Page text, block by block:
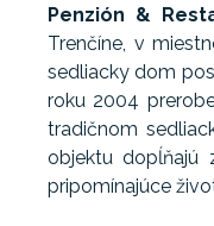
Penzión &
Trenčíne, v
sedliacky dom
roku 2004
tradičnom
objektu dopĺňajú
pripomínajúce